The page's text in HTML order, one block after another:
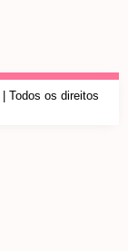
| Todos os direitos